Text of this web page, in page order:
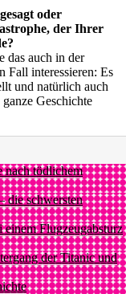
oder
der Ihrer
das auch in der
Fall interessieren: Es
und natürlich auch
Geschichte
nach tödlichem
die schwersten
Flugzeugabsturz
der Titanic und